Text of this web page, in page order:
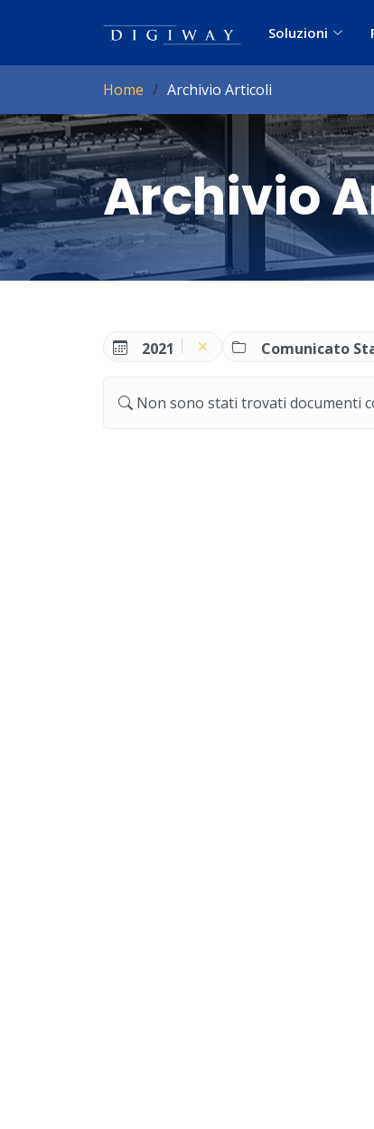
Soluzioni
Home Archivio Articoli
Archivio
2021 Comunicato
Non sono stati trovati documenti